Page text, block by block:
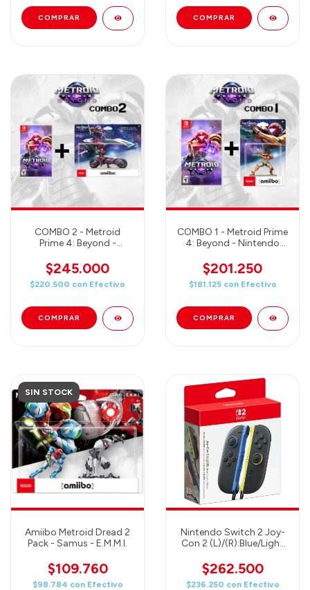
COMBO 2 - Metroid
Prime 4: Beyond -
Amiibo Samus & Vi-O-La
(Juego + Amiibo)
$245.000
$220.500 con Efectivo
COMBO 1 - Metroid Prime
4: Beyond - Nintendo
(Juego + Amiibo)
$201.250
$181.125 con Efectivo
SIN STOCK
Amiibo Metroid Dread 2
Pack - Samus - E.M.M.I.
$109.760
$98.784 con Efectivo
Nintendo Switch 2 Joy-
Con 2 (L)/(R):Blue/Light
$262.500
$236.250 con Efectivo